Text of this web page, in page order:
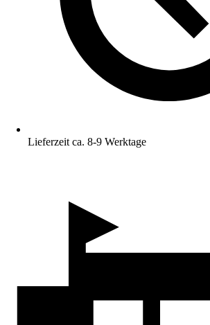
Lieferzeit ca. 8-9 Werktage